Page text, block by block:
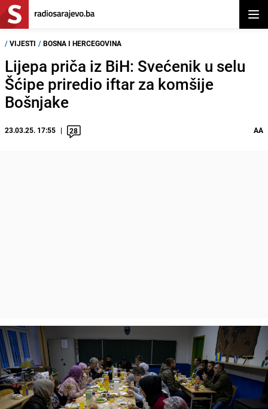
/ VIJESTI / BOSNA I HERCEGOVINA
Lijepa priča iz BiH: Svećenik u selu
Šćipe priredio iftar za komšije
Bošnjake
23.03.25. 17:55 28 AA